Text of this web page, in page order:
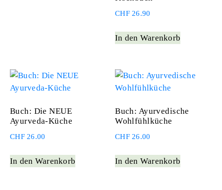
CHF26.90
In den Warenkorb
Buch: Die NEUE
Ayurveda-Küche
CHF26.00
In den Warenkorb
Buch: Ayurvedische
Wohlfühlküche
CHF26.00
In den Warenkorb